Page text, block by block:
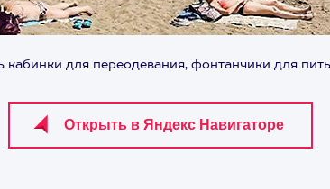
для переодевания, фонтанчики для